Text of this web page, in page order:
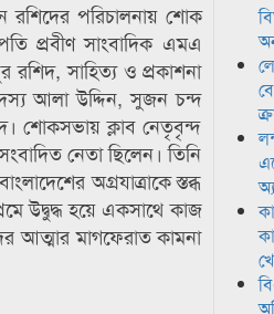
রশিদের পরিচালনায় শোক
প্রবীণ সাংবাদিক এমএ
রশিদ, সাহিত্য ও প্রকাশনা
আলা উদ্দিন, সুজন চন্দ
শোকসভায় ক্লাব নেতৃবৃন্দ
নেতা ছিলেন। তিনি
অগ্রযাত্রাকে স্তব্ধ
উদ্বুদ্ধ হয়ে একসাথে কাজ
আত্মার মাগফেরাত কামনা